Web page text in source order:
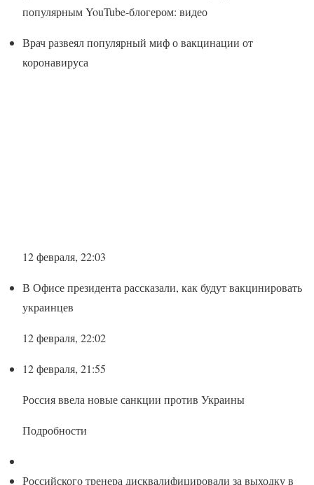
популярным YouTube-блогером: видео
Врач развеял популярный миф о вакцинации от
коронавируса
12 февраля, 22:03
В Офисе президента рассказали, как будут вакцинировать
украинцев
12 февраля, 22:02
12 февраля, 21:55
Россия ввела новые санкции против Украины
Подробности
Российского тренера дисквалифицировали за выходку в